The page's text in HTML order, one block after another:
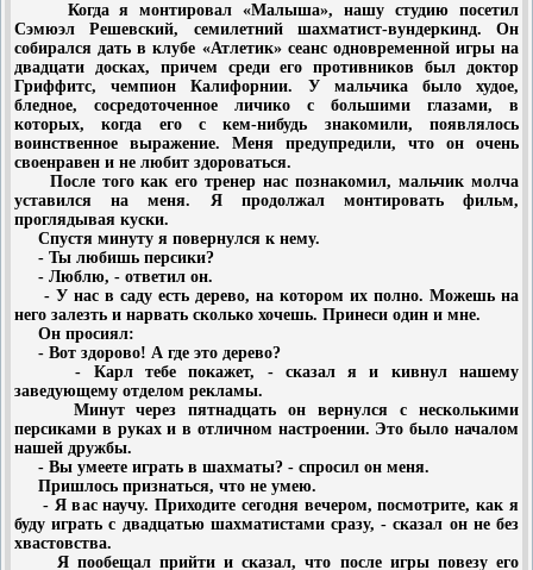
Когда я монтировал «Малыша», нашу студию посетил
Сэмюэл Решевский, семилетний шахматист-вундеркинд. Он
собирался дать в клубе «Атлетик» сеанс одновременной игры на
двадцати досках, причем среди его противников был доктор
Гриффитс, чемпион Калифорнии. У мальчика было худое,
бледное, сосредоточенное личико с большими глазами, в
которых, когда его с кем-нибудь знакомили, появлялось
воинственное выражение. Меня предупредили, что он очень
своенравен и не любит здороваться.
После того как его тренер нас познакомил, мальчик молча
уставился на меня. Я продолжал монтировать фильм,
проглядывая куски.
Спустя минуту я повернулся к нему.
- Ты любишь персики?
- Люблю, - ответил он.
- У нас в саду есть дерево, на котором их полно. Можешь на
него залезть и нарвать сколько хочешь. Принеси один и мне.
Он просиял:
- Вот здорово! А где это дерево?
- Карл тебе покажет, - сказал я и кивнул нашему
заведующему отделом рекламы.
Минут через пятнадцать он вернулся с несколькими
персиками в руках и в отличном настроении. Это было началом
нашей дружбы.
- Вы умеете играть в шахматы? - спросил он меня.
Пришлось признаться, что не умею.
- Я вас научу. Приходите сегодня вечером, посмотрите, как я
буду играть с двадцатью шахматистами сразу, - сказал он не без
хвастовства.
Я пообещал прийти и сказал, что после игры повезу его